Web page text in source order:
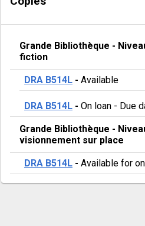
Grande Bibliothèque -
fiction
DRA B514L - Available
DRA B514L - On loan - Due
Grande Bibliothèque -
visionnement sur place
DRA B514L - Available for